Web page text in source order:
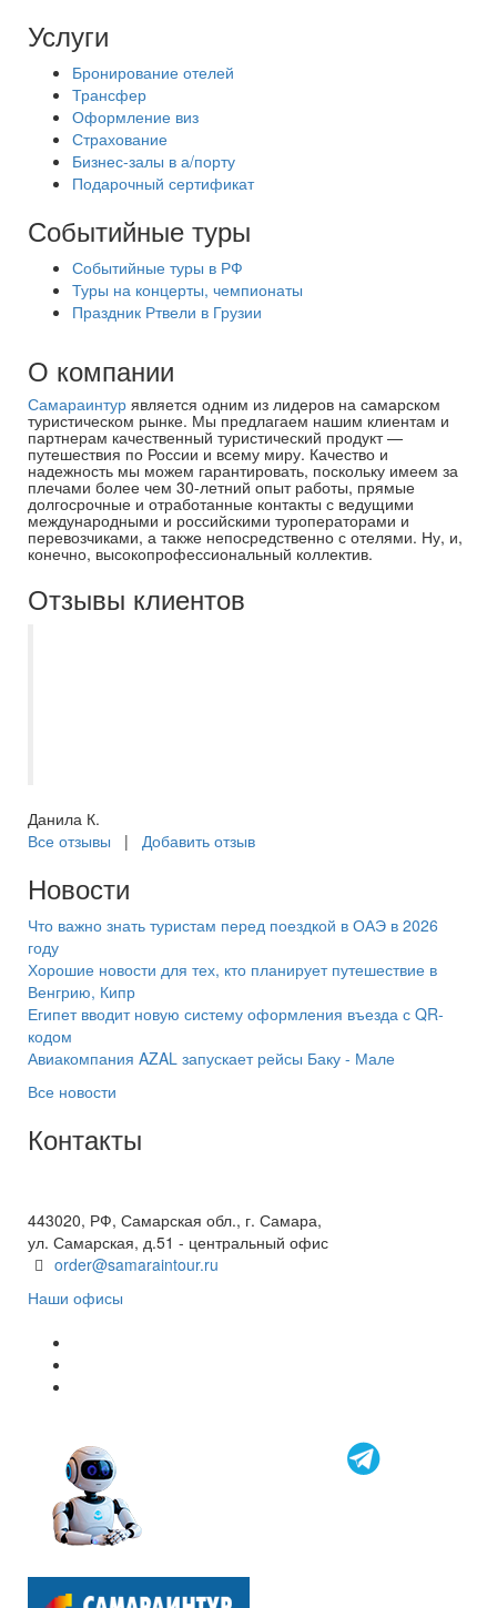
Услуги
Бронирование отелей
Трансфер
Оформление виз
Страхование
Бизнес-залы в а/порту
Подарочный сертификат
Событийные туры
Событийные туры в РФ
Туры на концерты, чемпионаты
Праздник Ртвели в Грузии
О компании
Самараинтур является одним из лидеров на самарском
туристическом рынке. Мы предлагаем нашим клиентам и
партнерам качественный туристический продукт —
путешествия по России и всему миру. Качество и
надежность мы можем гарантировать, поскольку имеем за
плечами более чем 30-летний опыт работы, прямые
долгосрочные и отработанные контакты с ведущими
международными и российскими туроператорами и
перевозчиками, а также непосредственно с отелями. Ну, и,
конечно, высокопрофессиональный коллектив.
Отзывы клиентов
Данила К.
Все отзывы | Добавить отзыв
Новости
Что важно знать туристам перед поездкой в ОАЭ в 2026
году
Хорошие новости для тех, кто планирует путешествие в
Венгрию, Кипр
Египет вводит новую систему оформления въезда с QR-
кодом
Авиакомпания AZAL запускает рейсы Баку - Мале
Все новости
Контакты
443020, РФ, Самарская обл., г. Самара,
ул. Самарская, д.51 - центральный офис
order@samaraintour.ru
Наши офисы